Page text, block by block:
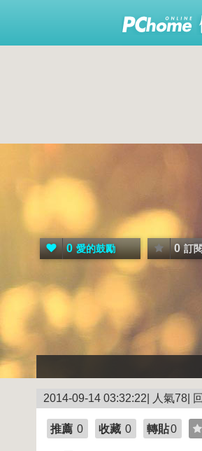
0 愛的鼓勵 0 訂
2014-09-14 03:32:22| 人氣78|
推薦 0 收藏 0 轉貼0